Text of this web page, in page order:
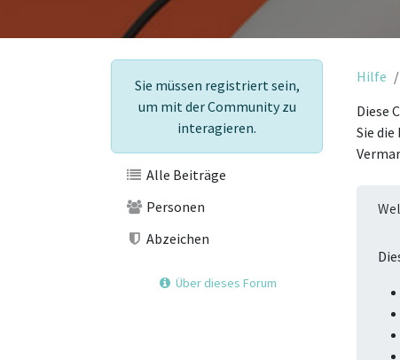
Sie müssen registriert sein,
um mit der Community zu
interagieren.
Alle Beiträge
Personen
Abzeichen
Über dieses Forum
Hilfe
Diese
Sie